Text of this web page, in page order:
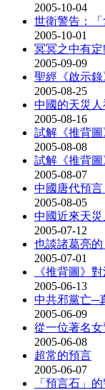
2005-10-04
世衛警告：「
2005-10-01
冥冥之中有
2005-09-09
聖經《啟示
2005-08-25
中國的天災
2005-08-16
試解《推背圖
2005-08-08
試解《推背圖
2005-08-07
中國唐代預
2005-08-05
中國近來天
2005-07-12
也談諸葛亮
2005-07-01
《推背圖》
2005-06-13
中共邪黨亡─
2005-06-09
從一位著名
2005-06-08
超常的預言
2005-06-07
「預言石」